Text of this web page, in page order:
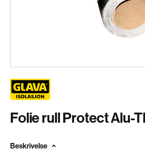
Folie rull Protect Alu-
Beskrivelse